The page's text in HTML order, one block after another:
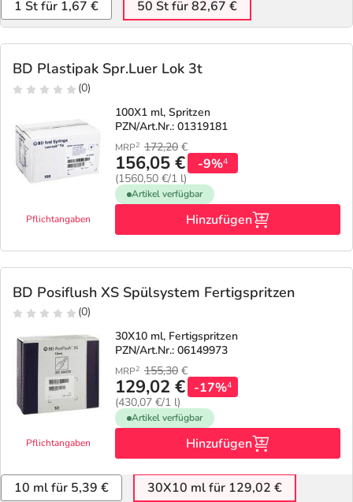
1 St für 1,67 € 50 St für 82,67 €
BD Plastipak Spr.Luer Lok 3t
(0)
Pflichtangaben
100X1 ml, Spritzen
PZN/Art.Nr.: 01319181
MRP2 172,20 €
156,05 €
(1560,50 €/1 l)
-9%4
Artikel verfügbar
Hinzufügen
BD Posiflush XS Spülsystem Fertigspritzen
(0)
Pflichtangaben
30X10 ml, Fertigspritzen
PZN/Art.Nr.: 06149973
MRP2 155,30 €
129,02 €
(430,07 €/1 l)
-17%4
Artikel verfügbar
Hinzufügen
10 ml für 5,39 € 30X10 ml für 129,02 €